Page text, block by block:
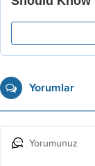
Yorumlar